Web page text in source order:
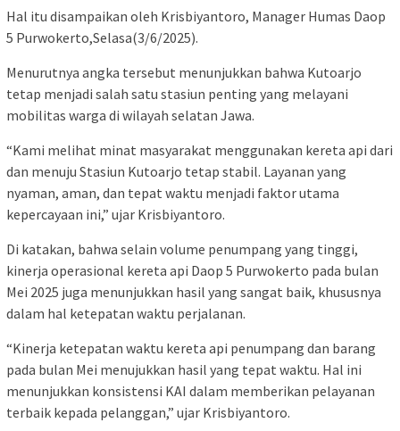
Hal itu disampaikan oleh Krisbiyantoro, Manager Humas Daop
5 Purwokerto,Selasa(3/6/2025).
Menurutnya angka tersebut menunjukkan bahwa Kutoarjo
tetap menjadi salah satu stasiun penting yang melayani
mobilitas warga di wilayah selatan Jawa.
“Kami melihat minat masyarakat menggunakan kereta api dari
dan menuju Stasiun Kutoarjo tetap stabil. Layanan yang
nyaman, aman, dan tepat waktu menjadi faktor utama
kepercayaan ini,” ujar Krisbiyantoro.
Di katakan, bahwa selain volume penumpang yang tinggi,
kinerja operasional kereta api Daop 5 Purwokerto pada bulan
Mei 2025 juga menunjukkan hasil yang sangat baik, khususnya
dalam hal ketepatan waktu perjalanan.
“Kinerja ketepatan waktu kereta api penumpang dan barang
pada bulan Mei menujukkan hasil yang tepat waktu. Hal ini
menunjukkan konsistensi KAI dalam memberikan pelayanan
terbaik kepada pelanggan,” ujar Krisbiyantoro.